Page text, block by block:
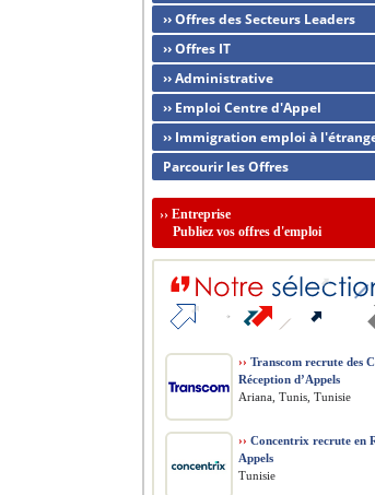
›› Offres des Secteurs Leaders
›› Offres IT
›› Administrative
›› Emploi Centre d'Appel
›› Immigration emploi à
Parcourir les Offres
›› Entreprise
Publiez vos offres d'emploi
›› Transcom recrute des
Réception d’Appels
Ariana, Tunis, Tunisie
›› Concentrix recrute en
Appels
Tunisie